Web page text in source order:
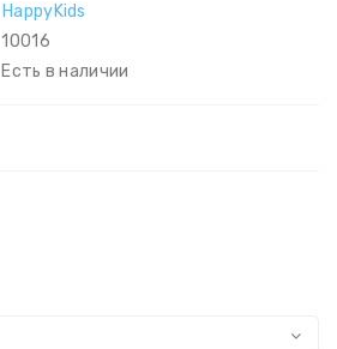
HappyKids
10016
Есть в наличии